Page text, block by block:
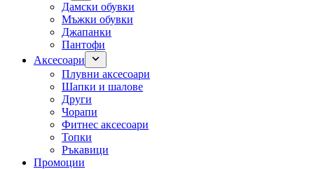
Дамски обувки
Мъжки обувки
Джапанки
Пантофи
Аксесоари
Плувни аксесоари
Шапки и шалове
Други
Чорапи
Фитнес аксесоари
Топки
Ръкавици
Промоции